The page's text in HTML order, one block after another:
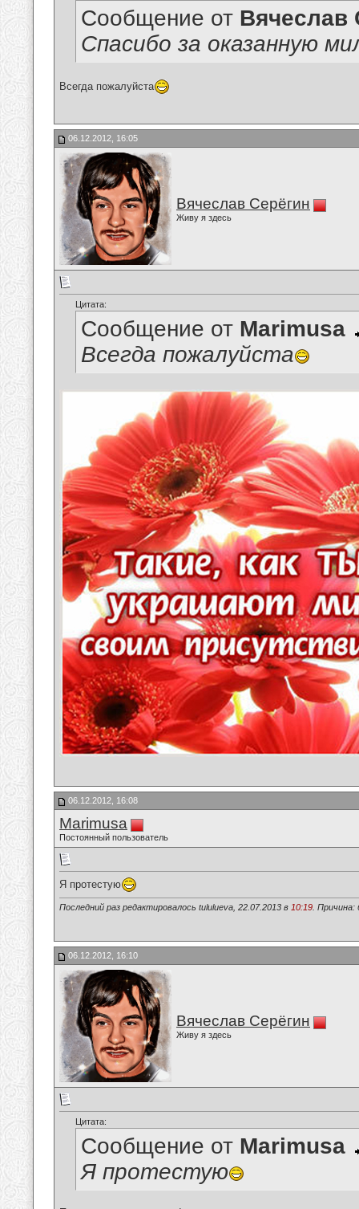
Сообщение от Вячеслав
Спасибо за оказанную
Всегда пожалуйста
06.12.2012, 16:05
Вячеслав Серёгин
Живу я здесь
Цитата:
Сообщение от Marimusa
Всегда пожалуйста
06.12.2012, 16:08
Marimusa
Постоянный пользователь
Я протестую
Последний раз редактировалось tululueva, 22.07.2013 в 10:19 .
06.12.2012, 16:10
Вячеслав Серёгин
Живу я здесь
Цитата:
Сообщение от Marimusa
Я протестую